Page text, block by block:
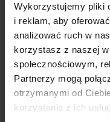
Wykorzystujemy pliki
i reklam, aby
analizować ruch w
korzystasz z naszej
społecznościowym,
Partnerzy mogą
otrzymanymi od
korzystania z ich
Nasze wzdychanie
wywodzi się jedynie
Świetnie
zawieszenia
Obecnie w
milisekundy na
dynamiki i